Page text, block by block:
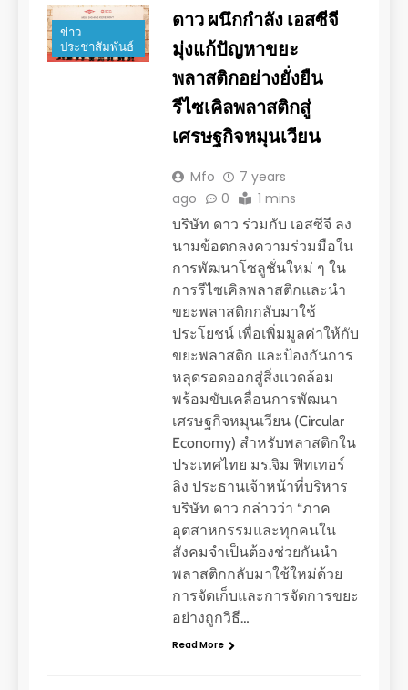
ข่าว
ประชาสัมพันธ์
ดาว ผนึกกำลัง เอสซีจี
มุ่งแก้ปัญหาขยะ
พลาสติกอย่างยั่งยืน
รีไซเคิลพลาสติกสู่
เศรษฐกิจหมุนเวียน
Mfo
7 years
ago
0 1 mins
บริษัท ดาว ร่วมกับ เอสซีจี ลง
นามข้อตกลงความร่วมมือใน
การพัฒนาโซลูชั่นใหม่ ๆ ใน
การรีไซเคิลพลาสติกและนำ
ขยะพลาสติกกลับมาใช้
ประโยชน์ เพื่อเพิ่มมูลค่าให้กับ
ขยะพลาสติก และป้องกันการ
หลุดรอดออกสู่สิ่งแวดล้อม
พร้อมขับเคลื่อนการพัฒนา
เศรษฐกิจหมุนเวียน (Circular
Economy) สำหรับพลาสติกใน
ประเทศไทย มร.จิม ฟิทเทอร์
ลิง ประธานเจ้าหน้าที่บริหาร
บริษัท ดาว กล่าวว่า “ภาค
อุตสาหกรรมและทุกคนใน
สังคมจำเป็นต้องช่วยกันนำ
พลาสติกกลับมาใช้ใหม่ด้วย
การจัดเก็บและการจัดการขยะ
อย่างถูกวิธี…
Read More